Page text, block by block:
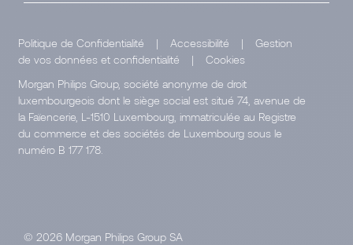
Politique de Confidentialité | Accessibilité |
Gestion
de vos données et confidentialité
|
Cookies
Morgan Philips Group, société anonyme de droit
luxembourgeois dont le siège social est situé 74, avenue de
la Faïencerie, L-1510 Luxembourg, immatriculée au Registre
du commerce et des sociétés de Luxembourg sous le
numéro B 177 178.
© 2026 Morgan Philips Group SA